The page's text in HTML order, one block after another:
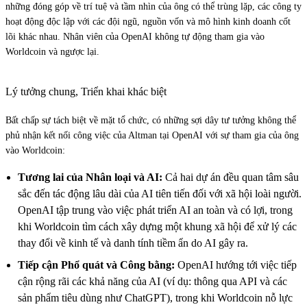
những đóng góp về trí tuệ và tầm nhìn của ông có thể trùng lặp, các công ty
hoạt động độc lập với các đội ngũ, nguồn vốn và mô hình kinh doanh cốt
lõi khác nhau. Nhân viên của OpenAI không tự động tham gia vào
Worldcoin và ngược lại.
Lý tưởng chung, Triển khai khác biệt
Bất chấp sự tách biệt về mặt tổ chức, có những sợi dây tư tưởng không thể
phủ nhận kết nối công việc của Altman tại OpenAI với sự tham gia của ông
vào Worldcoin:
Tương lai của Nhân loại và AI: Cả hai dự án đều quan tâm sâu
sắc đến tác động lâu dài của AI tiên tiến đối với xã hội loài người.
OpenAI tập trung vào việc phát triển AI an toàn và có lợi, trong
khi Worldcoin tìm cách xây dựng một khung xã hội để xử lý các
thay đổi về kinh tế và danh tính tiềm ẩn do AI gây ra.
Tiếp cận Phổ quát và Công bằng: OpenAI hướng tới việc tiếp
cận rộng rãi các khả năng của AI (ví dụ: thông qua API và các
sản phẩm tiêu dùng như ChatGPT), trong khi Worldcoin nỗ lực